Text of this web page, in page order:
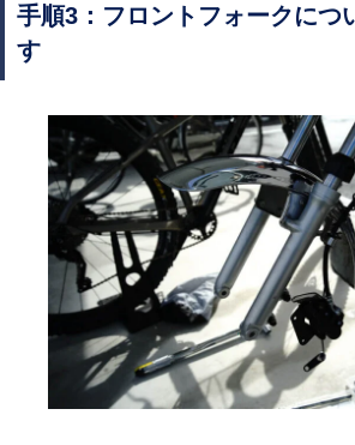
手順3：フロントフォークにつ
す